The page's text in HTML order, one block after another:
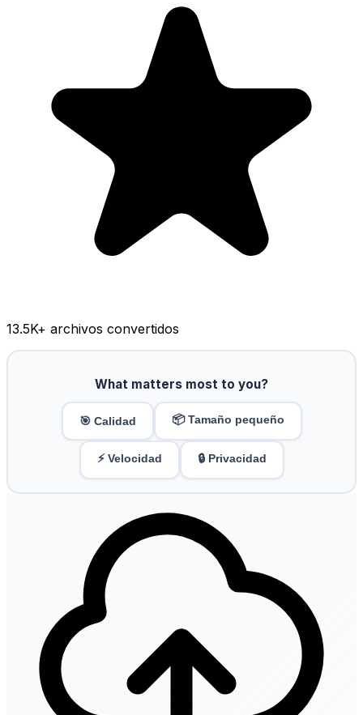
13.5K+ archivos convertidos
What matters most to you?
🎯 Calidad 📦 Tamaño pequeño
⚡ Velocidad 🔒 Privacidad